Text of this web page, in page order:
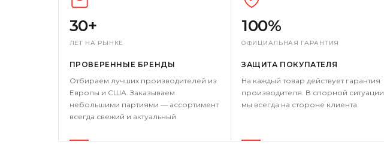
30+
ЛЕТ НА РЫНКЕ
ПРОВЕРЕННЫЕ БРЕНДЫ
Отбираем лучших производителей из
Европы и США. Заказываем
небольшими партиями — ассортимент
всегда свежий и актуальный.
100%
ОФИЦИАЛЬНАЯ ГАРАНТИЯ
ЗАЩИТА ПОКУПАТЕЛЯ
На каждый товар действует гарантия
производителя. В спорной ситуации
мы всегда на стороне клиента.